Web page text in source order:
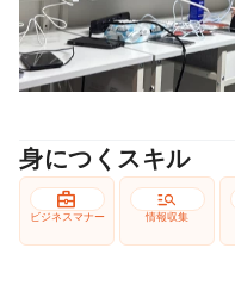
身につくスキル
business_center
ビジネスマナー
manage_search
情報収集